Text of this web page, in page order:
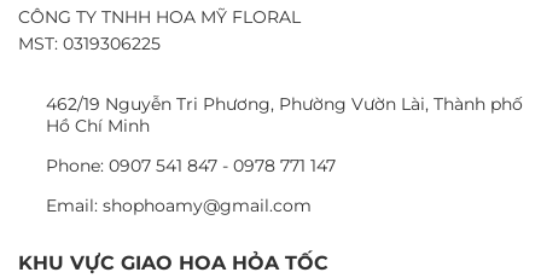
CÔNG TY TNHH HOA MỸ FLORAL
MST: 0319306225
462/19 Nguyễn Tri Phương, Phường Vườn Lài, Thành phố
Hồ Chí Minh
Phone: 0907 541 847 - 0978 771 147
Email: shophoamy@gmail.com
KHU VỰC GIAO HOA HỎA TỐC